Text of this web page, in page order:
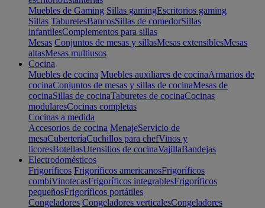
Muebles de Gaming Sillas gamingEscritorios gaming
Sillas TaburetesBancosSillas de comedorSillas
infantilesComplementos para sillas
Mesas Conjuntos de mesas y sillasMesas extensiblesMesas
altasMesas multiusos
Cocina
Muebles de cocina Muebles auxiliares de cocinaArmarios de
cocinaConjuntos de mesas y sillas de cocinaMesas de
cocinaSillas de cocinaTaburetes de cocinaCocinas
modularesCocinas completas
Cocinas a medida
Accesorios de cocina MenajeServicio de
mesaCuberteríaCuchillos para chefVinos y
licoresBotellasUtensilios de cocinaVajillaBandejas
Electrodomésticos
Frigoríficos Frigoríficos americanosFrigoríficos
combiVinotecasFrigoríficos integrablesFrigoríficos
pequeñosFrigoríficos portátiles
Congeladores Congeladores verticalesCongeladores